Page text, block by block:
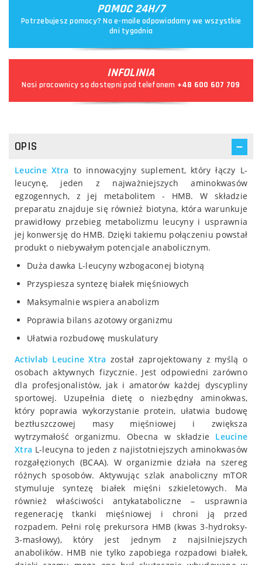
POMOC 24H/7
Potrzebujesz pomocy? Na e-maile odpowiadamy we wszystkie
dni tygodnia
INFOLINIA
Nasi pracownicy są dostępni pod telefonem +48 600 607 709
OPIS
Leucine Xtra to innowacyjny suplement, który łączy L-
leucynę, jeden z najważniejszych aminokwasów
egzogennych, z jej metabolitem - HMB. W składzie
preparatu znajduje się również biotyna, która warunkuje
prawidłowy przebieg metabolizmu leucyny i usprawnia
jej konwersję do HMB. Dzięki takiemu połączeniu powstał
produkt o niebywałym potencjale anabolicznym.
Duża dawka L-leucyny wzbogaconej biotyną
Przyspiesza syntezę białek mięśniowych
Maksymalnie wspiera anabolizm
Poprawia bilans azotowy organizmu
Ułatwia rozbudowę muskulatury
Activlab Leucine Xtra został zaprojektowany z myślą o
osobach aktywnych fizycznie. Jest odpowiedni zarówno
dla profesjonalistów, jak i amatorów każdej dyscypliny
sportowej. Uzupełnia dietę o niezbędny aminokwas,
który poprawia wykorzystanie protein, ułatwia budowę
beztłuszczowej masy mięśniowej i zwiększa
wytrzymałość organizmu. Obecna w składzie Leucine
Xtra L-leucyna to jeden z najistotniejszych aminokwasów
rozgałęzionych (BCAA). W organizmie działa na szereg
różnych sposobów. Aktywując szlak anaboliczny mTOR
stymuluje syntezę białek mięśni szkieletowych. Ma
również właściwości antykataboliczne – usprawnia
regenerację tkanki mięśniowej i chroni ją przed
rozpadem. Pełni rolę prekursora HMB (kwas 3-hydroksy-
3-masłowy), który jest jednym z najsilniejszych
anabolików. HMB nie tylko zapobiega rozpadowi białek,